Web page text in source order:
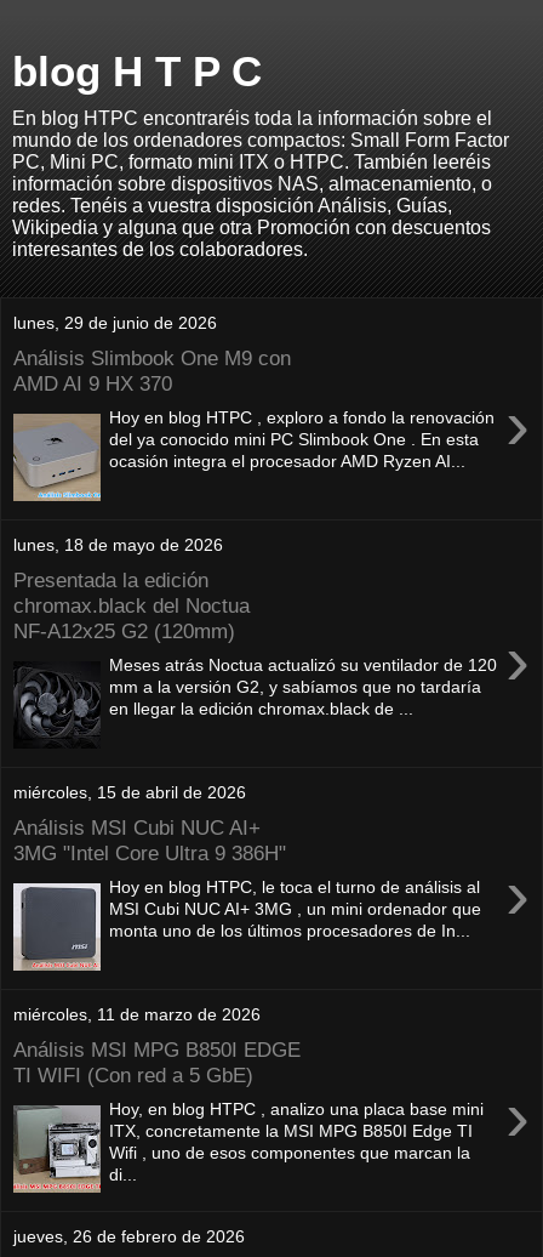
blog H T P C
En blog HTPC encontraréis toda la información sobre el
mundo de los ordenadores compactos: Small Form Factor
PC, Mini PC, formato mini ITX o HTPC. También leeréis
información sobre dispositivos NAS, almacenamiento, o
redes. Tenéis a vuestra disposición Análisis, Guías,
Wikipedia y alguna que otra Promoción con descuentos
interesantes de los colaboradores.
lunes, 29 de junio de 2026
Análisis Slimbook One M9 con
AMD AI 9 HX 370
›
Hoy en blog HTPC , exploro a fondo la renovación
del ya conocido mini PC Slimbook One . En esta
ocasión integra el procesador AMD Ryzen AI...
lunes, 18 de mayo de 2026
Presentada la edición
chromax.black del Noctua
NF‑A12x25 G2 (120mm)
›
Meses atrás Noctua actualizó su ventilador de 120
mm a la versión G2, y sabíamos que no tardaría
en llegar la edición chromax.black de ...
miércoles, 15 de abril de 2026
Análisis MSI Cubi NUC AI+
3MG "Intel Core Ultra 9 386H"
›
Hoy en blog HTPC, le toca el turno de análisis al
MSI Cubi NUC AI+ 3MG , un mini ordenador que
monta uno de los últimos procesadores de In...
miércoles, 11 de marzo de 2026
Análisis MSI MPG B850I EDGE
TI WIFI (Con red a 5 GbE)
›
Hoy, en blog HTPC , analizo una placa base mini
ITX, concretamente la MSI MPG B850I Edge TI
Wifi , uno de esos componentes que marcan la
di...
jueves, 26 de febrero de 2026